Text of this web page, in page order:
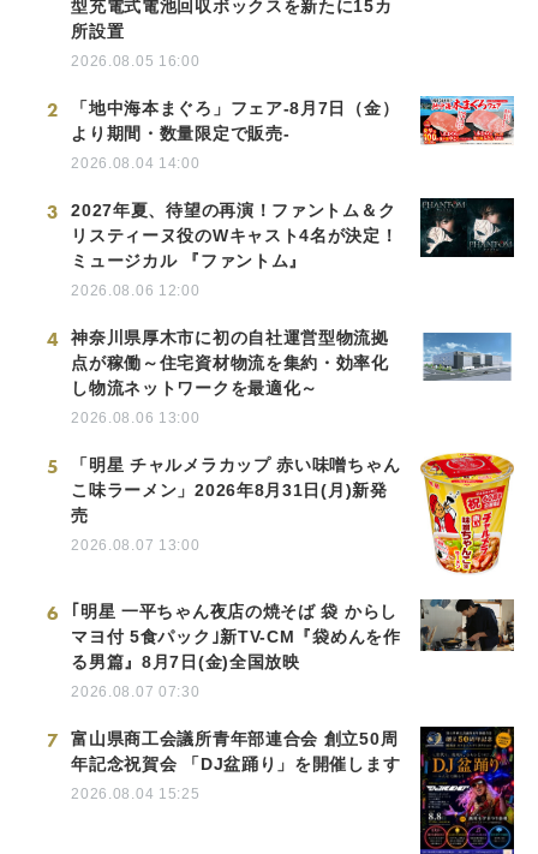
型充電式電池回収ボックスを新たに15カ
所設置
2026.08.05 16:00
2
「地中海本まぐろ」フェア-8月7日（金）
より期間・数量限定で販売-
2026.08.04 14:00
3
2027年夏、待望の再演！ファントム＆ク
リスティーヌ役のWキャスト4名が決定！
ミュージカル 『ファントム』
2026.08.06 12:00
4
神奈川県厚木市に初の自社運営型物流拠
点が稼働～住宅資材物流を集約・効率化
し物流ネットワークを最適化～
2026.08.06 13:00
5
「明星 チャルメラカップ 赤い味噌ちゃん
こ味ラーメン」2026年8月31日(月)新発
売
2026.08.07 13:00
6
｢明星 一平ちゃん夜店の焼そば 袋 からし
マヨ付 5食パック｣新TV-CM『袋めんを作
る男篇』8月7日(金)全国放映
2026.08.07 07:30
7
富山県商工会議所青年部連合会 創立50周
年記念祝賀会 「DJ盆踊り」を開催します
2026.08.04 15:25